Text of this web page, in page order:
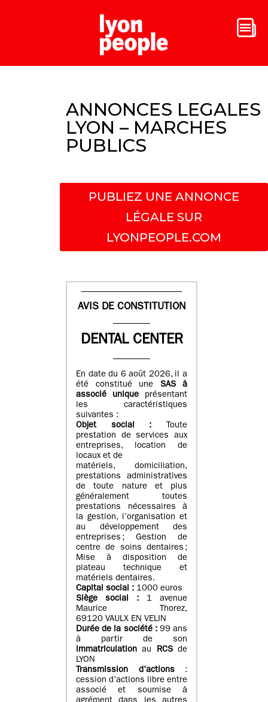
ANNONCES LEGALES
LYON – MARCHES
PUBLICS
PUBLIEZ UNE ANNONCE
LÉGALE SUR
LYONPEOPLE.COM
AVIS DE CONSTITUTION
DENTAL CENTER
En date du 6 août 2026, il a
été constitué une SAS à
associé unique présentant
les caractéristiques
suivantes :
Objet social : Toute
prestation de services aux
entreprises, location de
locaux et de
matériels, domiciliation,
prestations administratives
de toute nature et plus
généralement toutes
prestations nécessaires à
la gestion, l’organisation et
au développement des
entreprises ; Gestion de
centre de soins dentaires ;
Mise à disposition de
plateau technique et
matériels dentaires.
Capital social : 1000 euros
Siège social : 1 avenue
Maurice Thorez,
69120 VAULX EN VELIN
Durée de la société :99 ans
à partir de son
immatriculation au RCSde
LYON
Transmission d’actions:
cession d’actions libre entre
associé et soumise à